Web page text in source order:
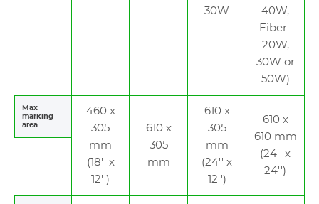
30W
40W,
Fiber :
20W,
30W or
50W)
Max
marking
area
460 x
305
mm
(18'' x
12'')
610 x
305
mm
610 x
305
mm
(24'' x
12'')
610 x
610 mm
(24'' x
24'')